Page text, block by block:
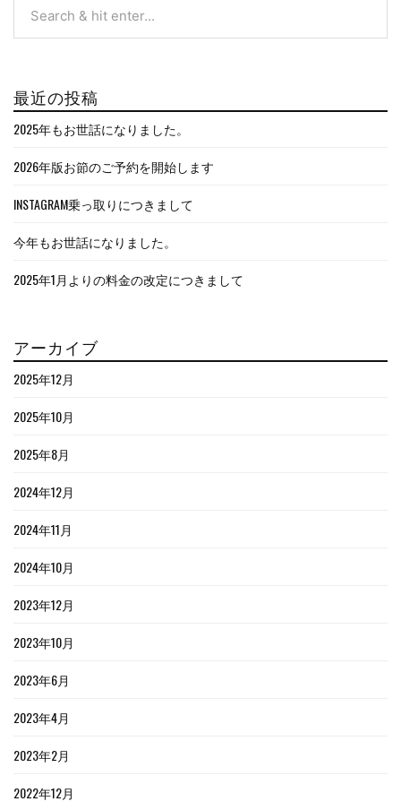
最近の投稿
2025年もお世話になりました。
2026年版お節のご予約を開始します
INSTAGRAM乗っ取りにつきまして
今年もお世話になりました。
2025年1月よりの料金の改定につきまして
アーカイブ
2025年12月
2025年10月
2025年8月
2024年12月
2024年11月
2024年10月
2023年12月
2023年10月
2023年6月
2023年4月
2023年2月
2022年12月